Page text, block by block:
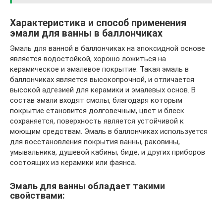
Характеристика и способ применения
эмали для ванны в баллончиках
Эмаль для ванной в баллончиках на эпоксидной основе
является водостойкой, хорошо ложиться на
керамическое и эмалевое покрытие. Такая эмаль в
баллончиках является высокопрочной, и отличается
высокой адгезией для керамики и эмалевых основ. В
состав эмали входят смолы, благодаря которым
покрытие становится долговечным, цвет и блеск
сохраняется, поверхность является устойчивой к
моющим средствам. Эмаль в баллончиках используется
для восстановления покрытия ванны, раковины,
умывальника, душевой кабины, биде, и других приборов
состоящих из керамики или фаянса.
Эмаль для ванны обладает такими
свойствами: